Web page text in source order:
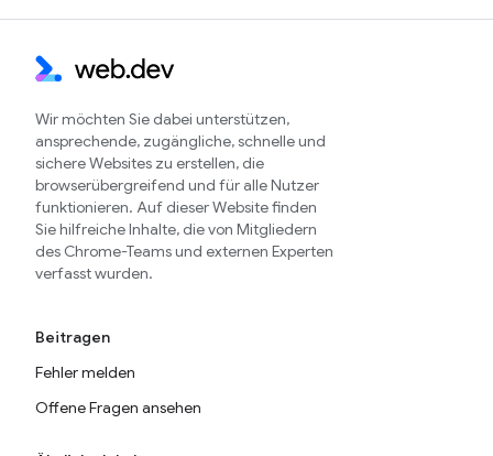
Wir möchten Sie dabei unterstützen,
ansprechende, zugängliche, schnelle und
sichere Websites zu erstellen, die
browserübergreifend und für alle Nutzer
funktionieren. Auf dieser Website finden
Sie hilfreiche Inhalte, die von Mitgliedern
des Chrome-Teams und externen Experten
verfasst wurden.
Beitragen
Fehler melden
Offene Fragen ansehen